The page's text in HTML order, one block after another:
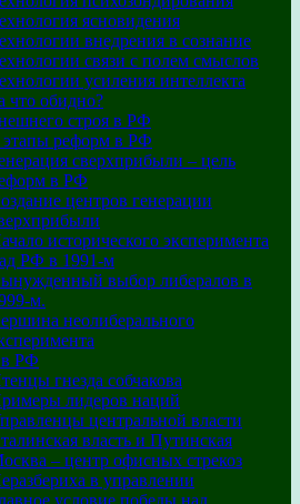
ясновидения
внедрения в сознание
связи с полем смыслов
усиления интеллекта
что обидно?
строя в РФ
реформ в РФ
сверхприбыли – цель
в РФ
центров генерации
исторического эксперимента
РФ в 1991-м
выбор либералов в
м.
неолиберального
в РФ
гнезда собчакова
лидеров наций
центральной власти
власть и Путинская
– центр офисных стрекоз
в управлении
условие победы над